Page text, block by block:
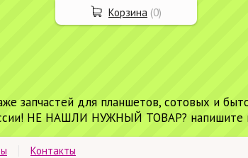
запчастей для планшетов, сотовых и
НЕ НАШЛИ НУЖНЫЙ ТОВАР? напишите
Контакты
Корзина (0)